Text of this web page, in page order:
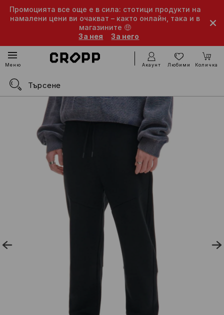
Промоцията все още е в сила: стотици продукти на
намалени цени ви очакват – както онлайн, така и в
магазините 🤑
За нея
За него
Меню Акаунт Любими Количка